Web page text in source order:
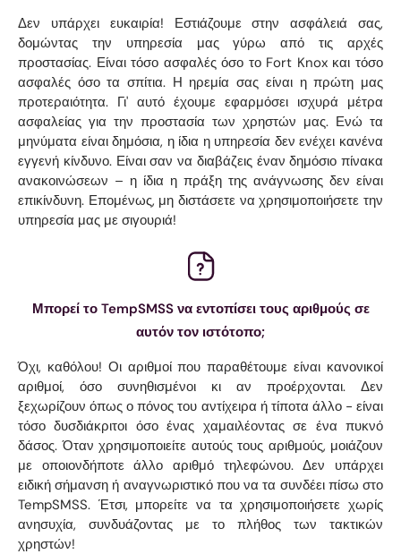
Δεν υπάρχει ευκαιρία! Εστιάζουμε στην ασφάλειά σας,
δομώντας την υπηρεσία μας γύρω από τις αρχές
προστασίας. Είναι τόσο ασφαλές όσο το Fort Knox και τόσο
ασφαλές όσο τα σπίτια. Η ηρεμία σας είναι η πρώτη μας
προτεραιότητα. Γι' αυτό έχουμε εφαρμόσει ισχυρά μέτρα
ασφαλείας για την προστασία των χρηστών μας. Ενώ τα
μηνύματα είναι δημόσια, η ίδια η υπηρεσία δεν ενέχει κανένα
εγγενή κίνδυνο. Είναι σαν να διαβάζεις έναν δημόσιο πίνακα
ανακοινώσεων – η ίδια η πράξη της ανάγνωσης δεν είναι
επικίνδυνη. Επομένως, μη διστάσετε να χρησιμοποιήσετε την
υπηρεσία μας με σιγουριά!
Μπορεί το TempSMSS να εντοπίσει τους αριθμούς σε
αυτόν τον ιστότοπο;
Όχι, καθόλου! Οι αριθμοί που παραθέτουμε είναι κανονικοί
αριθμοί, όσο συνηθισμένοι κι αν προέρχονται. Δεν
ξεχωρίζουν όπως ο πόνος του αντίχειρα ή τίποτα άλλο - είναι
τόσο δυσδιάκριτοι όσο ένας χαμαιλέοντας σε ένα πυκνό
δάσος. Όταν χρησιμοποιείτε αυτούς τους αριθμούς, μοιάζουν
με οποιονδήποτε άλλο αριθμό τηλεφώνου. Δεν υπάρχει
ειδική σήμανση ή αναγνωριστικό που να τα συνδέει πίσω στο
TempSMSS. Έτσι, μπορείτε να τα χρησιμοποιήσετε χωρίς
ανησυχία, συνδυάζοντας με το πλήθος των τακτικών
χρηστών!